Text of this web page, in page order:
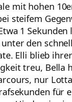
mit hohen
steifem
1
den
Elli blieb
treu, Bella
nur
für